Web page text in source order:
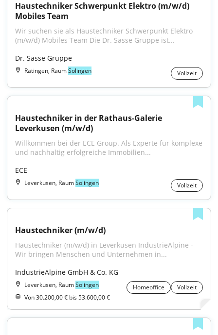
Haustechniker Schwerpunkt Elektro (m/w/d)
Mobiles Team
Wir suchen sie als Haustechniker Schwerpunkt Elektro
(m/w/d) Mobiles Team Die Dr. Sasse Gruppe ist...
Dr. Sasse Gruppe
Ratingen, RaumSolingen Vollzeit
Haustechniker in der Rathaus-Galerie
Leverkusen (m/w/d)
Willkommen bei der ECE Group. Als Experte für komplexe
und nachhaltig erfolgreiche Immobilien...
ECE
Leverkusen, RaumSolingen Vollzeit
Haustechniker (m/w/d)
Haustechniker (m/w/d) in Leverkusen IndustrieAlpine -
Wir bringen Menschen und Unternehmen in...
IndustrieAlpine GmbH & Co. KG
Leverkusen, RaumSolingen Homeoffice
Vollzeit
Von 30.200,00 € bis 53.600,00 €